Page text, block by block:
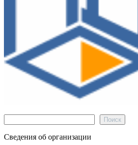
Поиск
Сведения об организации